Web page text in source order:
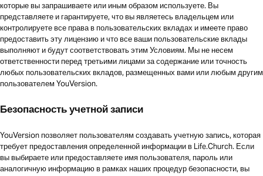
которые вы запрашиваете или иным образом используете. Вы
представляете и гарантируете, что вы являетесь владельцем или
контролируете все права в пользовательских вкладах и имеете право
предоставить эту лицензию и что все ваши пользовательские вклады
выполняют и будут соответствовать этим Условиям. Мы не несем
ответственности перед третьими лицами за содержание или точность
любых пользовательских вкладов, размещенных вами или любым другим
пользователем YouVersion.
Безопасность учетной записи
YouVersion позволяет пользователям создавать учетную запись, которая
требует предоставления определенной информации в Life.Church. Если
вы выбираете или предоставляете имя пользователя, пароль или
аналогичную информацию в рамках наших процедур безопасности, вы